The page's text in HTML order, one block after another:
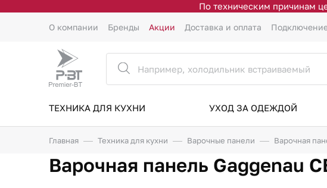
По техническим причинам
О компании Бренды Акции Доставка и оплата
ТЕХНИКА ДЛЯ КУХНИ УХОД ЗА ОДЕЖДОЙ
Главная Техника для кухни Варочные панели Варочная
Варочная панель Gaggenau